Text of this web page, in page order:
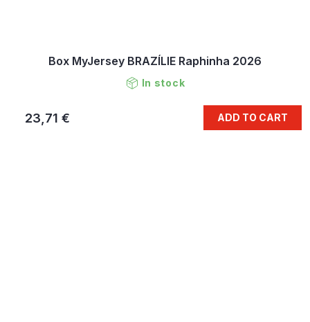
Box MyJersey BRAZÍLIE Raphinha 2026
In stock
23,71 € ADD TO CART